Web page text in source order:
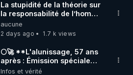
La stupidité de la théorie sur
la responsabilité de l’homme
concernant le dioxyde de
carbone.
aucune
2 days ago
1.7 k views
🌕🚀 **L'alunissage, 57 ans
après : Émission spéciale
avec John Doe !** 👨 🚀✨
Infos et vérité